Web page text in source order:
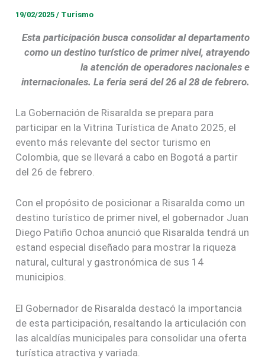
19/02/2025/ Turismo
Esta participación busca consolidar al departamento
como un destino turístico de primer nivel, atrayendo
la atención de operadores nacionales e
internacionales. La feria será del 26 al 28 de febrero.
La Gobernación de Risaralda se prepara para
participar en la Vitrina Turística de Anato 2025, el
evento más relevante del sector turismo en
Colombia, que se llevará a cabo en Bogotá a partir
del 26 de febrero.
Con el propósito de posicionar a Risaralda como un
destino turístico de primer nivel, el gobernador Juan
Diego Patiño Ochoa anunció que Risaralda tendrá un
estand especial diseñado para mostrar la riqueza
natural, cultural y gastronómica de sus 14
municipios.
El Gobernador de Risaralda destacó la importancia
de esta participación, resaltando la articulación con
las alcaldías municipales para consolidar una oferta
turística atractiva y variada.